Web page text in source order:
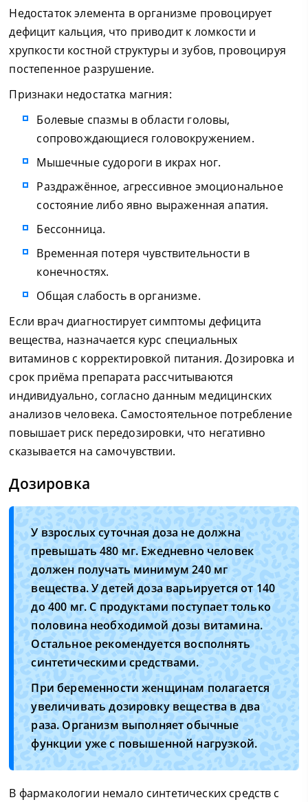
Недостаток элемента в организме провоцирует
дефицит кальция, что приводит к ломкости и
хрупкости костной структуры и зубов, провоцируя
постепенное разрушение.
Признаки недостатка магния:
Болевые спазмы в области головы,
сопровождающиеся головокружением.
Мышечные судороги в икрах ног.
Раздражённое, агрессивное эмоциональное
состояние либо явно выраженная апатия.
Бессонница.
Временная потеря чувствительности в
конечностях.
Общая слабость в организме.
Если врач диагностирует симптомы дефицита
вещества, назначается курс специальных
витаминов с корректировкой питания. Дозировка и
срок приёма препарата рассчитываются
индивидуально, согласно данным медицинских
анализов человека. Самостоятельное потребление
повышает риск передозировки, что негативно
сказывается на самочувствии.
Дозировка
У взрослых суточная доза не должна
превышать 480 мг. Ежедневно человек
должен получать минимум 240 мг
вещества. У детей доза варьируется от 140
до 400 мг. С продуктами поступает только
половина необходимой дозы витамина.
Остальное рекомендуется восполнять
синтетическими средствами.
При беременности женщинам полагается
увеличивать дозировку вещества в два
раза. Организм выполняет обычные
функции уже с повышенной нагрузкой.
В фармакологии немало синтетических средств с